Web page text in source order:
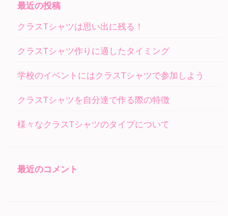
最近の投稿
クラスTシャツは思い出に残る！
クラスTシャツ作りに適したタイミング
学校のイベントにはクラスTシャツで参加しよう
クラスTシャツを自分達で作る際の特徴
様々なクラスTシャツのタイプについて
最近のコメント